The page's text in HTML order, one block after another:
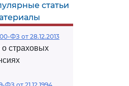
статьи
ФЗ от 28.12.2013
страховых